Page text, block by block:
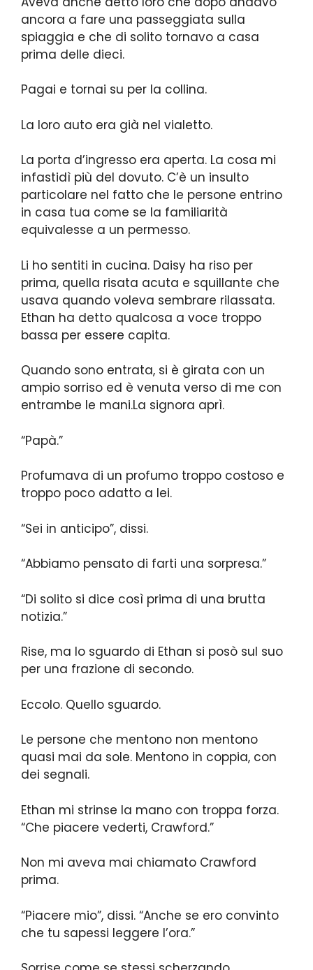
ancora a fare una passeggiata sulla
spiaggia e che di solito tornavo a casa
prima delle dieci.
Pagai e tornai su per la collina.
La loro auto era già nel vialetto.
La porta d’ingresso era aperta. La cosa mi
infastidì più del dovuto. C’è un insulto
particolare nel fatto che le persone entrino
in casa tua come se la familiarità
equivalesse a un permesso.
Li ho sentiti in cucina. Daisy ha riso per
prima, quella risata acuta e squillante che
usava quando voleva sembrare rilassata.
Ethan ha detto qualcosa a voce troppo
bassa per essere capita.
Quando sono entrata, si è girata con un
ampio sorriso ed è venuta verso di me con
entrambe le mani.La signora aprì.
“Papà.”
Profumava di un profumo troppo costoso e
troppo poco adatto a lei.
“Sei in anticipo”, dissi.
“Abbiamo pensato di farti una sorpresa.”
“Di solito si dice così prima di una brutta
notizia.”
Rise, ma lo sguardo di Ethan si posò sul suo
per una frazione di secondo.
Eccolo. Quello sguardo.
Le persone che mentono non mentono
quasi mai da sole. Mentono in coppia, con
dei segnali.
Ethan mi strinse la mano con troppa forza.
“Che piacere vederti, Crawford.”
Non mi aveva mai chiamato Crawford
prima.
“Piacere mio”, dissi. “Anche se ero convinto
che tu sapessi leggere l’ora.”